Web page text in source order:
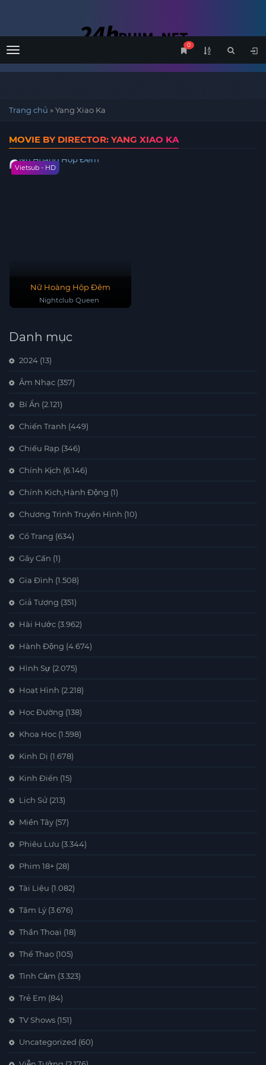
Menu
0
Trang chủ »Yang Xiao Ka
MOVIE BY DIRECTOR: YANG XIAO KA
Vietsub - HD
Nữ Hoàng Hộp Đêm
Nightclub Queen
Danh mục
2024 (13)
Âm Nhạc (357)
Bí Ẩn (2.121)
Chiến Tranh (449)
Chiếu Rạp (346)
Chính Kịch (6.146)
Chính Kịch,Hành Động (1)
Chương Trình Truyền Hình (10)
Cổ Trang (634)
Gây Cấn (1)
Gia Đình (1.508)
Giả Tượng (351)
Hài Hước (3.962)
Hành Động (4.674)
Hình Sự (2.075)
Hoạt Hình (2.218)
Học Đường (138)
Khoa Học (1.598)
Kinh Dị (1.678)
Kinh Điển (15)
Lịch Sử (213)
Miền Tây (57)
Phiêu Lưu (3.344)
Phim 18+ (28)
Tài Liệu (1.082)
Tâm Lý (3.676)
Thần Thoại (18)
Thể Thao (105)
Tình Cảm (3.323)
Trẻ Em (84)
TV Shows (151)
Uncategorized (60)